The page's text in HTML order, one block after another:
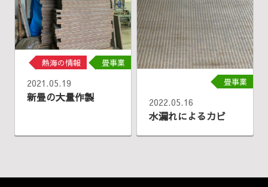
熱海の情報 畳事業
2021.05.19
新畳の大量作製
畳事業
2022.05.16
水漏れによるカビ